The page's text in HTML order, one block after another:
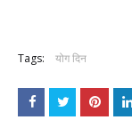
Tags: योग दिन